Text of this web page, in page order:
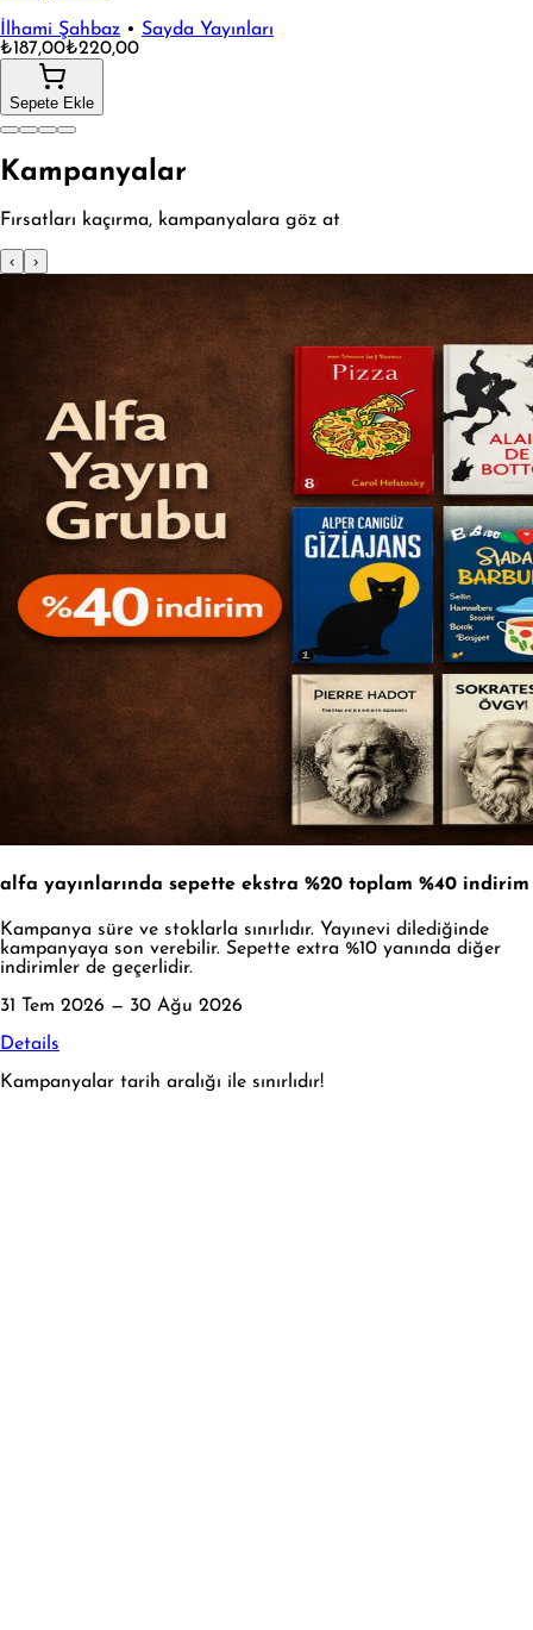
İlhami Şahbaz • Sayda Yayınları
₺187,00₺220,00
Sepete Ekle
Kampanyalar
Fırsatları kaçırma, kampanyalara göz at
‹ ›
alfa yayınlarında sepette ekstra %20 toplam %40 indirim
Kampanya süre ve stoklarla sınırlıdır. Yayınevi dilediğinde
kampanyaya son verebilir. Sepette extra %10 yanında diğer
indirimler de geçerlidir.
31 Tem 2026 — 30 Ağu 2026
Details
Kampanyalar tarih aralığı ile sınırlıdır!